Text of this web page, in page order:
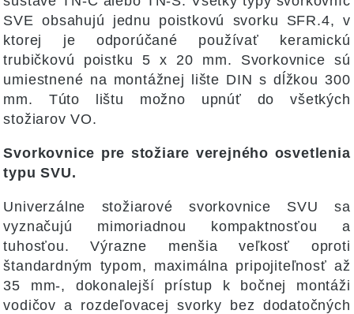
SVE obsahujú jednu poistkovú svorku SFR.4, v
ktorej je odporúčané používať keramickú
trubičkovú poistku 5 x 20 mm. Svorkovnice sú
umiestnené na montážnej lište DIN s dĺžkou 300
mm. Túto lištu možno upnúť do všetkých
stožiarov VO.
Svorkovnice pre stožiare verejného osvetlenia
typu SVU.
Univerzálne stožiarové svorkovnice SVU sa
vyznačujú mimoriadnou kompaktnosťou a
tuhosťou. Výrazne menšia veľkosť oproti
štandardným typom, maximálna pripojiteľnosť až
35 mm-, dokonalejší prístup k bočnej montáži
vodičov a rozdeľovacej svorky bez dodatočných